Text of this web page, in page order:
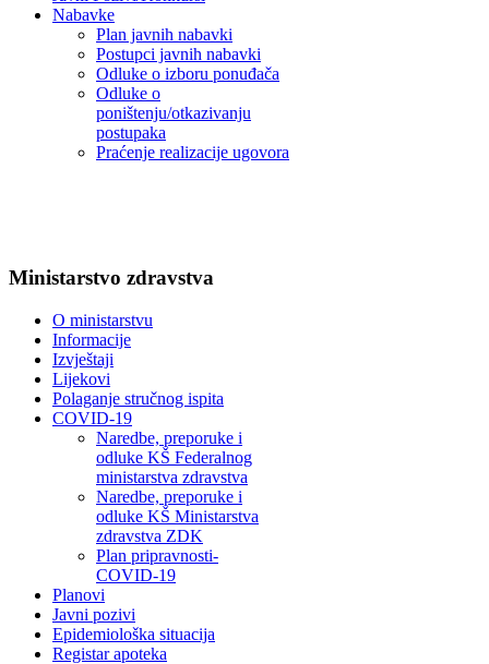
Nabavke
Plan javnih nabavki
Postupci javnih nabavki
Odluke o izboru ponuđača
Odluke o
poništenju/otkazivanju
postupaka
Praćenje realizacije ugovora
Ministarstvo zdravstva
O ministarstvu
Informacije
Izvještaji
Lijekovi
Polaganje stručnog ispita
COVID-19
Naredbe, preporuke i
odluke KŠ Federalnog
ministarstva zdravstva
Naredbe, preporuke i
odluke KŠ Ministarstva
zdravstva ZDK
Plan pripravnosti-
COVID-19
Planovi
Javni pozivi
Epidemiološka situacija
Registar apoteka